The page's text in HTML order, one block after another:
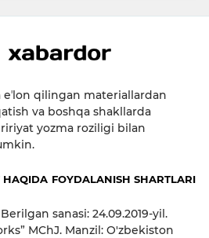
eʼlon qilingan materiallardan
va boshqa shakllarda
yozma roziligi bilan
HAQIDA FOYDALANISH SHARTLARI
sanasi: 24.09.2019-yil.
MChJ. Manzil: O'zbekiston